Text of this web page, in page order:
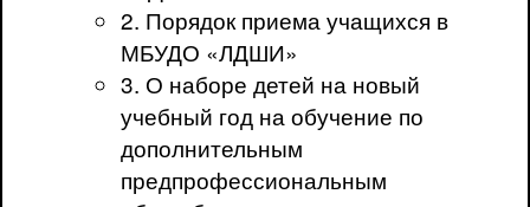
2. Порядок приема учащихся в
МБУДО «ЛДШИ»
3. О наборе детей на новый
учебный год на обучение по
дополнительным
предпрофессиональным